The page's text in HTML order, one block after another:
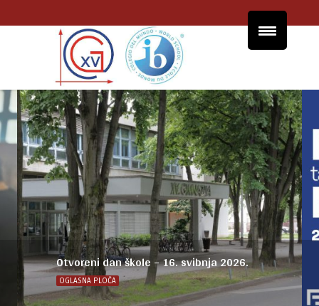
Otvoreni dan škole – 16. svibnja 2026.
OGLASNA PLOČA